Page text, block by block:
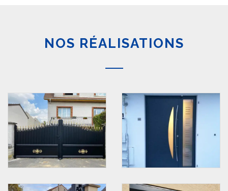
NOS RÉALISATIONS